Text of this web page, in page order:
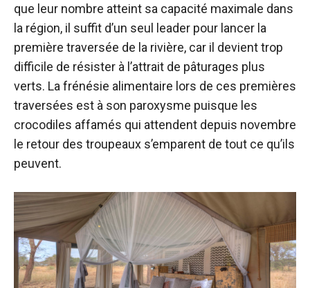
que leur nombre atteint sa capacité maximale dans
la région, il suffit d’un seul leader pour lancer la
première traversée de la rivière, car il devient trop
difficile de résister à l’attrait de pâturages plus
verts. La frénésie alimentaire lors de ces premières
traversées est à son paroxysme puisque les
crocodiles affamés qui attendent depuis novembre
le retour des troupeaux s’emparent de tout ce qu’ils
peuvent.